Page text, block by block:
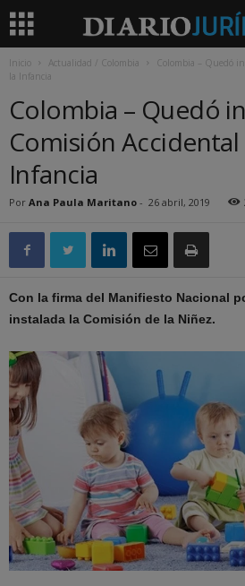
Inicio Actualidad / Colombia
Colombia – Quedó
la Infancia
Colombia – Quedó
Comisión
Infancia
Por Ana Paula Maritano - 26 abril, 2019
Con la firma del Manifiesto Nacional
instalada la Comisión de la Niñez.